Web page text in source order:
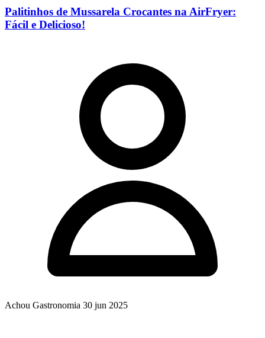
Palitinhos de Mussarela Crocantes na AirFryer:
Fácil e Delicioso!
Achou Gastronomia 30 jun 2025